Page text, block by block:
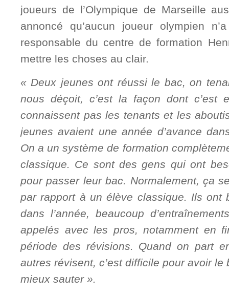
joueurs de l’Olympique de Marseille
annoncé qu’aucun joueur olympien
responsable du centre de formation
mettre les choses au clair.
« Deux jeunes ont réussi le bac, on
nous déçoit, c’est la façon dont c’est
connaissent pas les tenants et les
jeunes avaient une année d’avance
On a un système de formation
classique. Ce sont des gens qui ont
pour passer leur bac. Normalement, ça
par rapport à un élève classique. Ils ont
dans l’année, beaucoup
appelés avec les pros, notamment en
période des révisions. Quand on part
autres révisent, c’est difficile pour avoir le
mieux sauter ».